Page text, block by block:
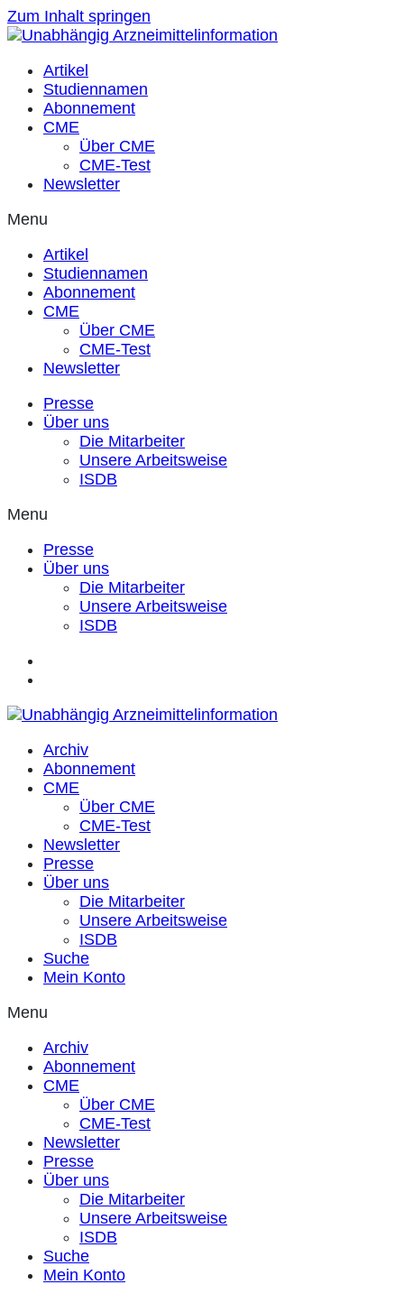
Zum Inhalt springen
Artikel
Studiennamen
Abonnement
CME
Über CME
CME-Test
Newsletter
Menu
Artikel
Studiennamen
Abonnement
CME
Über CME
CME-Test
Newsletter
Presse
Über uns
Die Mitarbeiter
Unsere Arbeitsweise
ISDB
Menu
Presse
Über uns
Die Mitarbeiter
Unsere Arbeitsweise
ISDB
Archiv
Abonnement
CME
Über CME
CME-Test
Newsletter
Presse
Über uns
Die Mitarbeiter
Unsere Arbeitsweise
ISDB
Suche
Mein Konto
Menu
Archiv
Abonnement
CME
Über CME
CME-Test
Newsletter
Presse
Über uns
Die Mitarbeiter
Unsere Arbeitsweise
ISDB
Suche
Mein Konto